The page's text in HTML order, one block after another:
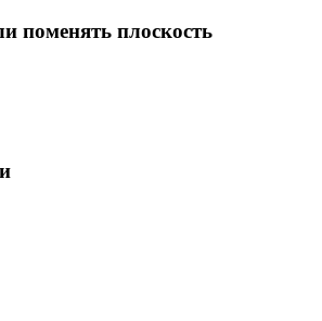
поменять плоскость